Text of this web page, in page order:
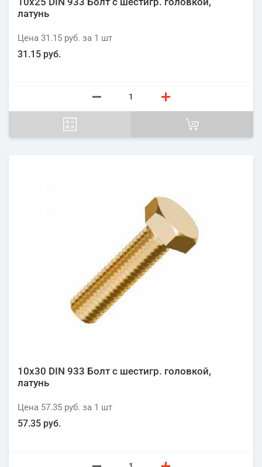
латунь
Цена 31.15 руб. за 1 шт
31.15 руб.
10х30 DIN 933 Болт с шестигр. головкой,
латунь
Цена 57.35 руб. за 1 шт
57.35 руб.